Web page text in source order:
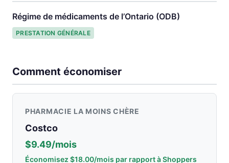
Régime de médicaments de l’Ontario (ODB)
PRESTATION GÉNÉRALE
Comment économiser
PHARMACIE LA MOINS CHÈRE
Costco
$9.49/mois
Économisez $18.00/mois par rapport à Shoppers